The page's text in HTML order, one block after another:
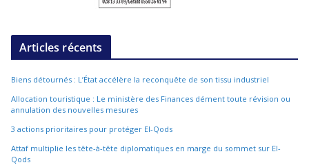
Articles récents
Biens détournés : L’État accélère la reconquête de son tissu industriel
Allocation touristique : Le ministère des Finances dément toute révision ou
annulation des nouvelles mesures
3 actions prioritaires pour protéger El-Qods
Attaf multiplie les tête-à-tête diplomatiques en marge du sommet sur El-
Qods